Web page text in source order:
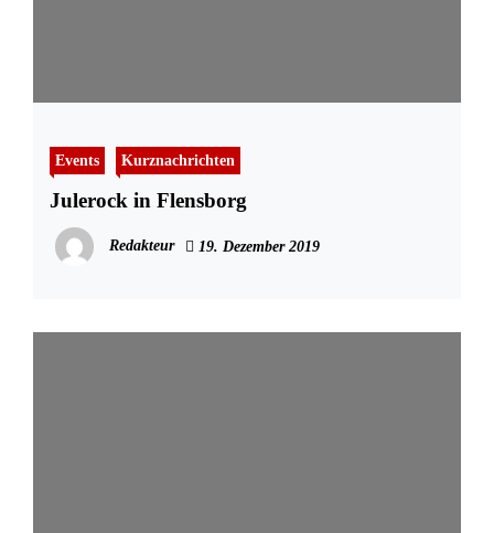
Events Kurznachrichten
Julerock in Flensborg
Redakteur 19. Dezember 2019